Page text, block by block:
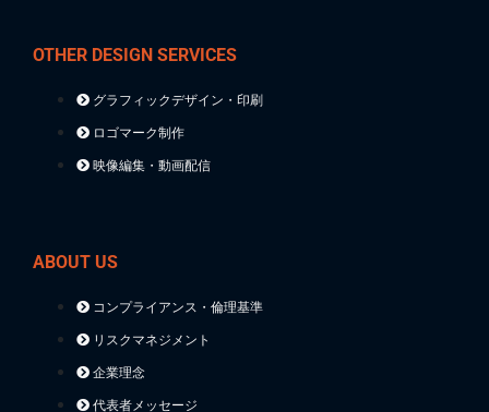
OTHER DESIGN SERVICES
グラフィックデザイン・印刷
ロゴマーク制作
映像編集・動画配信
ABOUT US
コンプライアンス・倫理基準
リスクマネジメント
企業理念
代表者メッセージ